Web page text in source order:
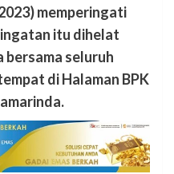
memperingati
itu dihelat
bersama seluruh
di Halaman BPK